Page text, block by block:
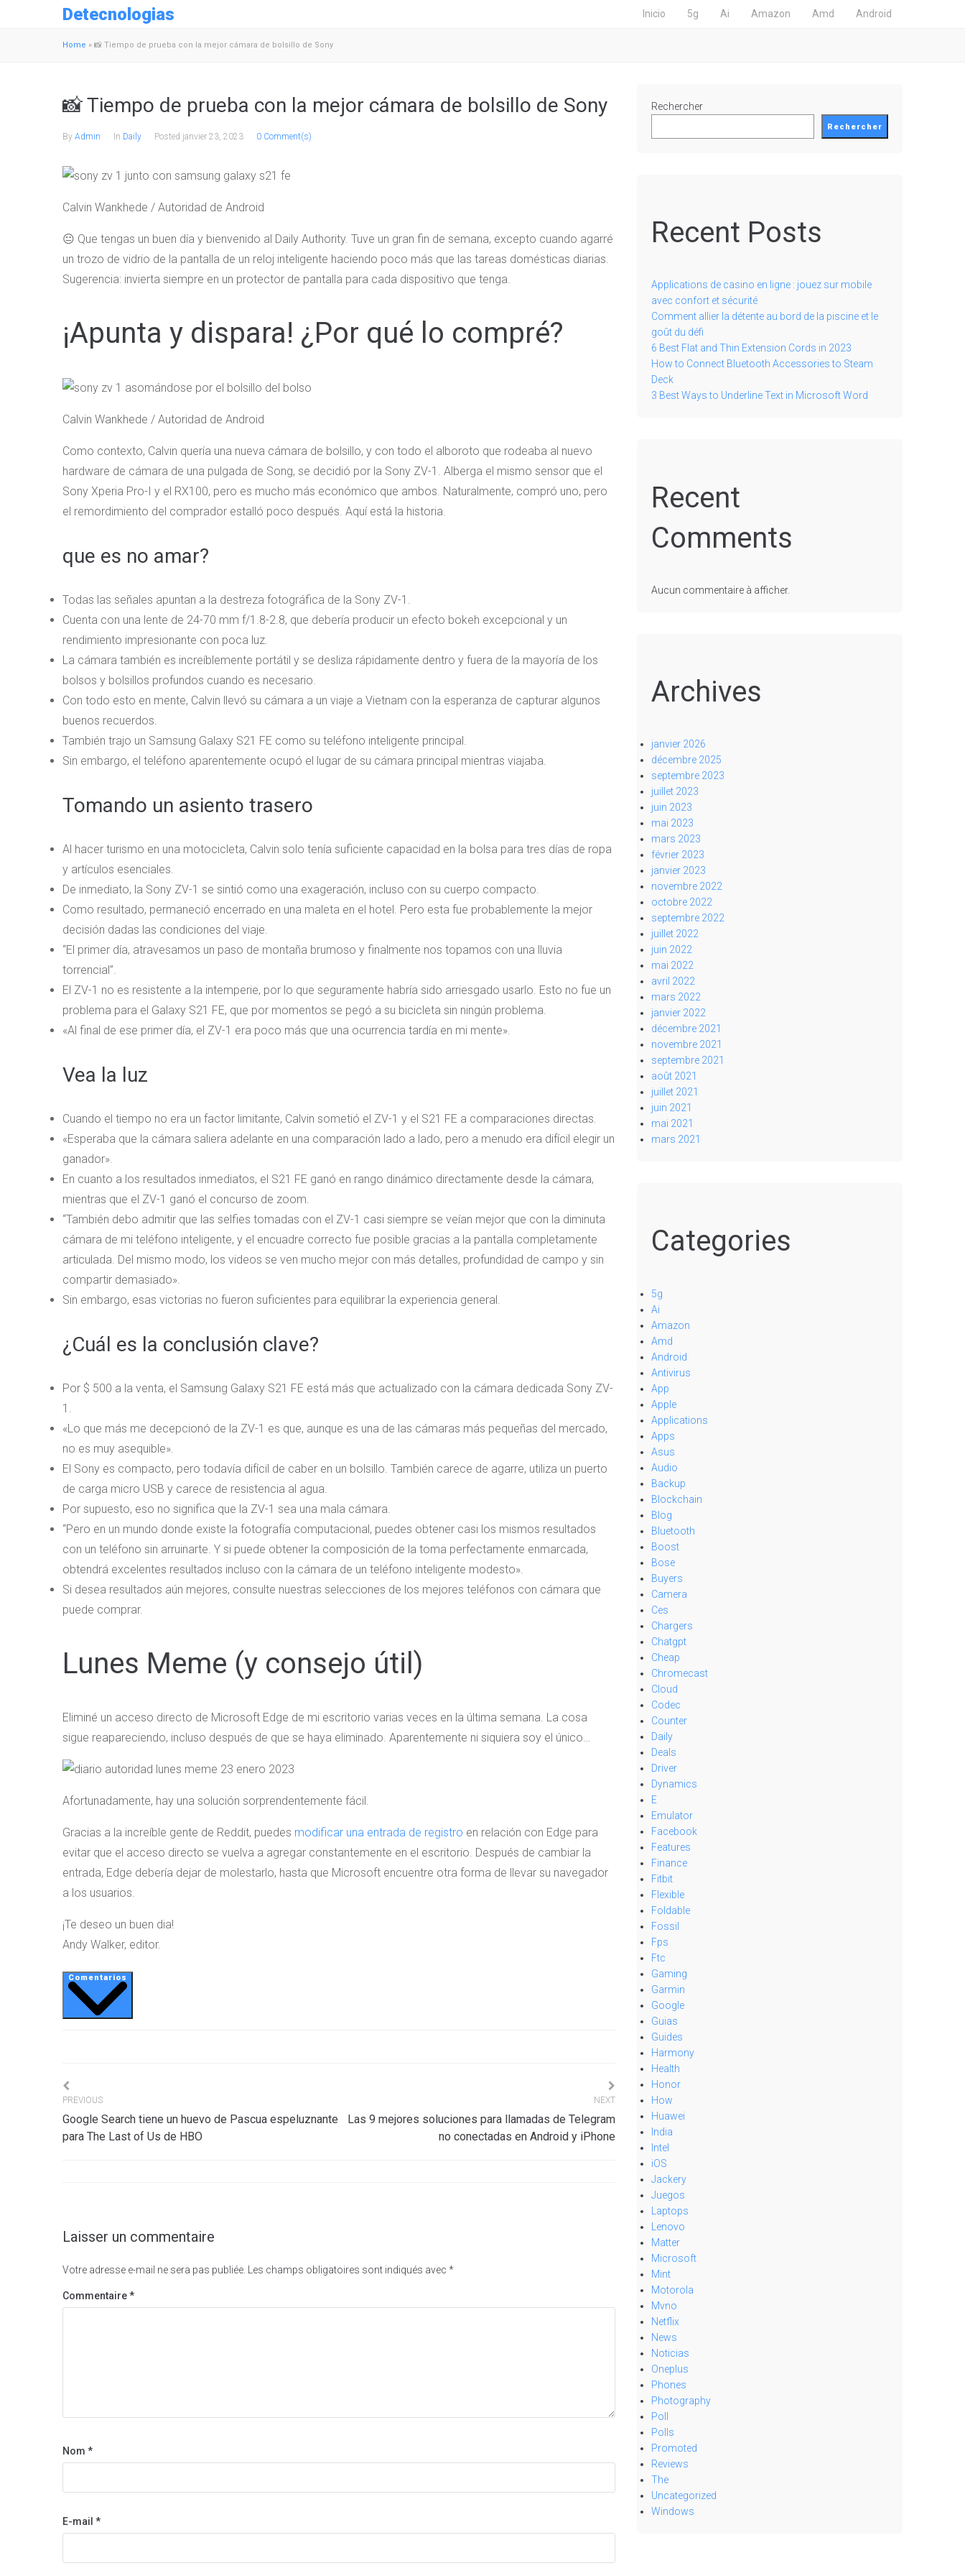
Detecnologias Inicio 5g Ai Amazon Amd Android
Home » 📸 Tiempo de prueba con la mejor cámara de bolsillo de Sony
📸 Tiempo de prueba con la mejor cámara de bolsillo de Sony
By Admin In Daily Posted janvier 23, 2023 0 Comment(s)
Calvin Wankhede / Autoridad de Android
😐 Que tengas un buen día y bienvenido al Daily Authority. Tuve un gran fin de semana, excepto cuando agarré
un trozo de vidrio de la pantalla de un reloj inteligente haciendo poco más que las tareas domésticas diarias.
Sugerencia: invierta siempre en un protector de pantalla para cada dispositivo que tenga.
¡Apunta y dispara! ¿Por qué lo compré?
Calvin Wankhede / Autoridad de Android
Como contexto, Calvin quería una nueva cámara de bolsillo, y con todo el alboroto que rodeaba al nuevo
hardware de cámara de una pulgada de Song, se decidió por la Sony ZV-1. Alberga el mismo sensor que el
Sony Xperia Pro-I y el RX100, pero es mucho más económico que ambos. Naturalmente, compró uno, pero
el remordimiento del comprador estalló poco después. Aquí está la historia.
que es no amar?
Todas las señales apuntan a la destreza fotográfica de la Sony ZV-1.
Cuenta con una lente de 24-70 mm f/1.8-2.8, que debería producir un efecto bokeh excepcional y un
rendimiento impresionante con poca luz.
La cámara también es increíblemente portátil y se desliza rápidamente dentro y fuera de la mayoría de los
bolsos y bolsillos profundos cuando es necesario.
Con todo esto en mente, Calvin llevó su cámara a un viaje a Vietnam con la esperanza de capturar algunos
buenos recuerdos.
También trajo un Samsung Galaxy S21 FE como su teléfono inteligente principal.
Sin embargo, el teléfono aparentemente ocupó el lugar de su cámara principal mientras viajaba.
Tomando un asiento trasero
Al hacer turismo en una motocicleta, Calvin solo tenía suficiente capacidad en la bolsa para tres días de ropa
y artículos esenciales.
De inmediato, la Sony ZV-1 se sintió como una exageración, incluso con su cuerpo compacto.
Como resultado, permaneció encerrado en una maleta en el hotel. Pero esta fue probablemente la mejor
decisión dadas las condiciones del viaje.
“El primer día, atravesamos un paso de montaña brumoso y finalmente nos topamos con una lluvia
torrencial”.
El ZV-1 no es resistente a la intemperie, por lo que seguramente habría sido arriesgado usarlo. Esto no fue un
problema para el Galaxy S21 FE, que por momentos se pegó a su bicicleta sin ningún problema.
«Al final de ese primer día, el ZV-1 era poco más que una ocurrencia tardía en mi mente».
Vea la luz
Cuando el tiempo no era un factor limitante, Calvin sometió el ZV-1 y el S21 FE a comparaciones directas.
«Esperaba que la cámara saliera adelante en una comparación lado a lado, pero a menudo era difícil elegir un
ganador».
En cuanto a los resultados inmediatos, el S21 FE ganó en rango dinámico directamente desde la cámara,
mientras que el ZV-1 ganó el concurso de zoom.
“También debo admitir que las selfies tomadas con el ZV-1 casi siempre se veían mejor que con la diminuta
cámara de mi teléfono inteligente, y el encuadre correcto fue posible gracias a la pantalla completamente
articulada. Del mismo modo, los videos se ven mucho mejor con más detalles, profundidad de campo y sin
compartir demasiado».
Sin embargo, esas victorias no fueron suficientes para equilibrar la experiencia general.
¿Cuál es la conclusión clave?
Por $ 500 a la venta, el Samsung Galaxy S21 FE está más que actualizado con la cámara dedicada Sony ZV-
1.
«Lo que más me decepcionó de la ZV-1 es que, aunque es una de las cámaras más pequeñas del mercado,
no es muy asequible».
El Sony es compacto, pero todavía difícil de caber en un bolsillo. También carece de agarre, utiliza un puerto
de carga micro USB y carece de resistencia al agua.
Por supuesto, eso no significa que la ZV-1 sea una mala cámara.
“Pero en un mundo donde existe la fotografía computacional, puedes obtener casi los mismos resultados
con un teléfono sin arruinarte. Y si puede obtener la composición de la toma perfectamente enmarcada,
obtendrá excelentes resultados incluso con la cámara de un teléfono inteligente modesto».
Si desea resultados aún mejores, consulte nuestras selecciones de los mejores teléfonos con cámara que
puede comprar.
Lunes Meme (y consejo útil)
Eliminé un acceso directo de Microsoft Edge de mi escritorio varias veces en la última semana. La cosa
sigue reapareciendo, incluso después de que se haya eliminado. Aparentemente ni siquiera soy el único…
Afortunadamente, hay una solución sorprendentemente fácil.
Gracias a la increíble gente de Reddit, puedes modificar una entrada de registro en relación con Edge para
evitar que el acceso directo se vuelva a agregar constantemente en el escritorio. Después de cambiar la
entrada, Edge debería dejar de molestarlo, hasta que Microsoft encuentre otra forma de llevar su navegador
a los usuarios.
¡Te deseo un buen dia!
Andy Walker, editor.
Comentarios
Navigation
de
PREVIOUS
Google Search tiene un huevo de Pascua espeluznante
para The Last of Us de HBO
NEXT
Las 9 mejores soluciones para llamadas de Telegram
no conectadas en Android y iPhone
Laisser un commentaire
Votre adresse e-mail ne sera pas publiée. Les champs obligatoires sont indiqués avec *
Commentaire*
Nom *
E-mail *
Rechercher
Rechercher
Recent Posts
Applications de casino en ligne : jouez sur mobile
avec confort et sécurité
Comment allier la détente au bord de la piscine et le
goût du défi
6 Best Flat and Thin Extension Cords in 2023
How to Connect Bluetooth Accessories to Steam
Deck
3 Best Ways to Underline Text in Microsoft Word
Recent
Comments
Aucun commentaire à afficher.
Archives
janvier 2026
décembre 2025
septembre 2023
juillet 2023
juin 2023
mai 2023
mars 2023
février 2023
janvier 2023
novembre 2022
octobre 2022
septembre 2022
juillet 2022
juin 2022
mai 2022
avril 2022
mars 2022
janvier 2022
décembre 2021
novembre 2021
septembre 2021
août 2021
juillet 2021
juin 2021
mai 2021
mars 2021
Categories
5g
Ai
Amazon
Amd
Android
Antivirus
App
Apple
Applications
Apps
Asus
Audio
Backup
Blockchain
Blog
Bluetooth
Boost
Bose
Buyers
Camera
Ces
Chargers
Chatgpt
Cheap
Chromecast
Cloud
Codec
Counter
Daily
Deals
Driver
Dynamics
E
Emulator
Facebook
Features
Finance
Fitbit
Flexible
Foldable
Fossil
Fps
Ftc
Gaming
Garmin
Google
Guias
Guides
Harmony
Health
Honor
How
Huawei
India
Intel
iOS
Jackery
Juegos
Laptops
Lenovo
Matter
Microsoft
Mint
Motorola
Mvno
Netflix
News
Noticias
Oneplus
Phones
Photography
Poll
Polls
Promoted
Reviews
The
Uncategorized
Windows